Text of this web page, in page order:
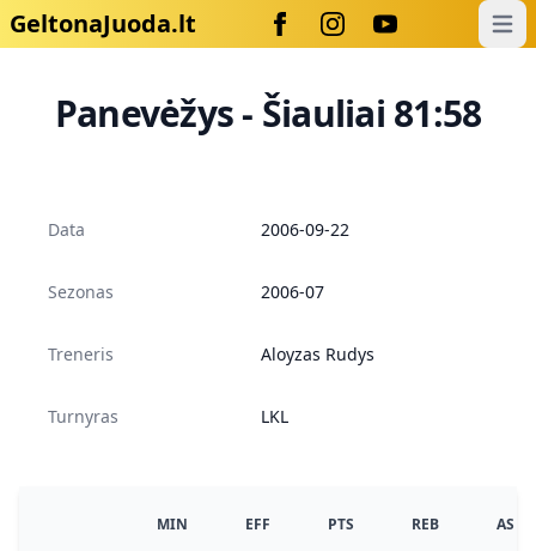
GeltonaJuoda.lt
Panevėžys - Šiauliai 81:58
Data 2006-09-22
Sezonas 2006-07
Treneris Aloyzas Rudys
Turnyras LKL
MIN EFF PTS REB AS